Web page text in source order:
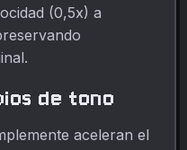
(0,5x) a
de tono
aceleran el